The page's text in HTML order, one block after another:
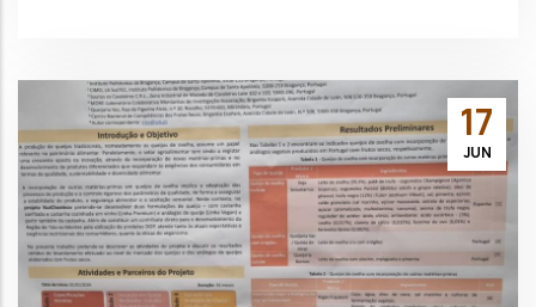
17
JUN